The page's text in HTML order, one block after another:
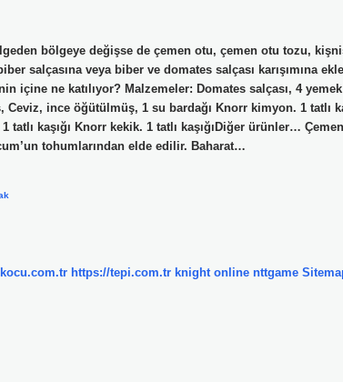
bölgeye değişse de çemen otu, çemen otu tozu,
salçasına veya biber ve domates salçası karışımına
içine ne katılıyor? Malzemeler: Domates salçası, 4
Ceviz, ince öğütülmüş, 1 su bardağı Knorr kimyon. 1 tatlı
tatlı kaşığı Knorr kekik. 1 tatlı kaşığıDiğer ürünler…
tohumlarından elde edilir. Baharat…
https://tepi.com.tr knight online nttgame